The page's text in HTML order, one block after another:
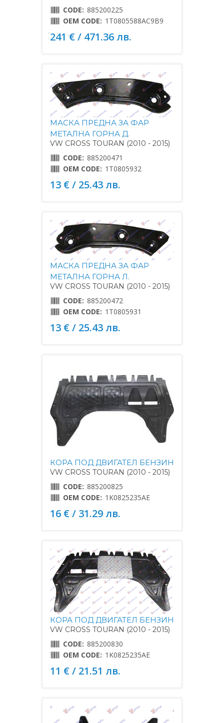
CODE: 885200225
OEM CODE: 1T0805588AC9B9
241 € / 471.36 лв.
МАСКА ПРЕДНА ЗА ФАР
МЕТАЛНА ГОРНА Д.
VW CROSS TOURAN (2010 - 2015)
CODE: 885200471
OEM CODE: 1T0805932
13 € / 25.43 лв.
МАСКА ПРЕДНА ЗА ФАР
МЕТАЛНА ГОРНА Л.
VW CROSS TOURAN (2010 - 2015)
CODE: 885200472
OEM CODE: 1T0805931
13 € / 25.43 лв.
КОРА ПОД ДВИГАТЕЛ БЕНЗИН
VW CROSS TOURAN (2010 - 2015)
CODE: 885200825
OEM CODE: 1K0825235AE
16 € / 31.29 лв.
КОРА ПОД ДВИГАТЕЛ БЕНЗИН
VW CROSS TOURAN (2010 - 2015)
CODE: 885200830
OEM CODE: 1K0825235AE
11 € / 21.51 лв.